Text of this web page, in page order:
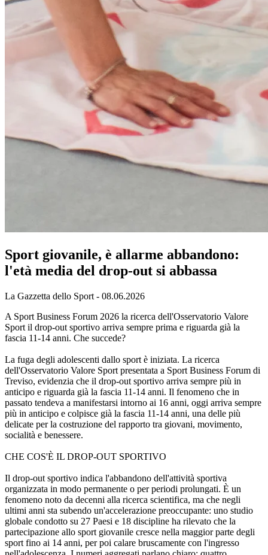
Sport giovanile, è allarme abbandono:
l'età media del drop-out si abbassa
La Gazzetta dello Sport - 08.06.2026
A Sport Business Forum 2026 la ricerca dell'Osservatorio Valore
Sport il drop-out sportivo arriva sempre prima e riguarda già la
fascia 11-14 anni. Che succede?
La fuga degli adolescenti dallo sport è iniziata. La ricerca
dell'Osservatorio Valore Sport presentata a Sport Business Forum di
Treviso, evidenzia che il drop-out sportivo arriva sempre più in
anticipo e riguarda già la fascia 11-14 anni. Il fenomeno che in
passato tendeva a manifestarsi intorno ai 16 anni, oggi arriva sempre
più in anticipo e colpisce già la fascia 11-14 anni, una delle più
delicate per la costruzione del rapporto tra giovani, movimento,
socialità e benessere.
CHE COS'È IL DROP-OUT SPORTIVO
Il drop-out sportivo indica l'abbandono dell'attività sportiva
organizzata in modo permanente o per periodi prolungati. È un
fenomeno noto da decenni alla ricerca scientifica, ma che negli
ultimi anni sta subendo un'accelerazione preoccupante: uno studio
globale condotto su 27 Paesi e 18 discipline ha rilevato che la
partecipazione allo sport giovanile cresce nella maggior parte degli
sport fino ai 14 anni, per poi calare bruscamente con l'ingresso